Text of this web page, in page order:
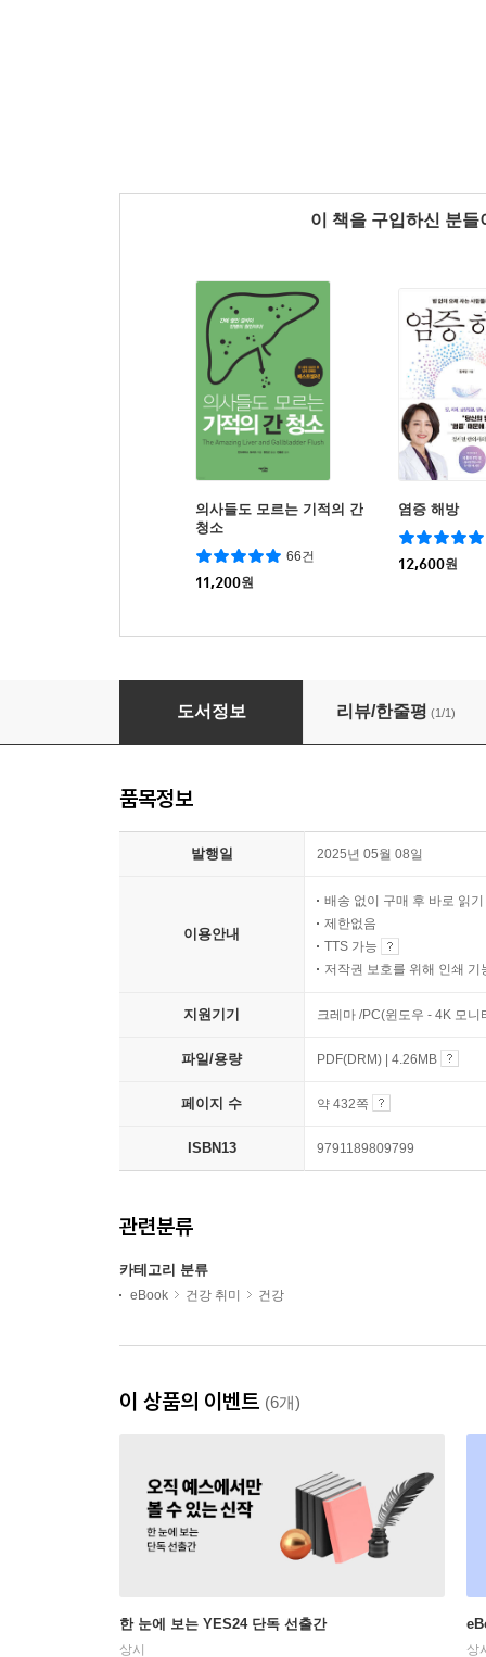
이 책을 구입하신 분
의사들도 모르는 기적의 간
청소
66건
11,200원
염증 해방
12,600원
보디 리셋
도서정보 리뷰/한줄평 (1/1)
품목정보
발행일 2025년 05월 08일
이용안내
배송 없이 구매 후 바로 읽기
제한없음
TTS 가능
저작권 보호를 위해 인쇄 기
지원기기 크레마 /PC(윈도우 - 4K 모
파일/용량 PDF(DRM) | 4.26MB
페이지 수 약 432쪽
ISBN13 9791189809799
관련분류
카테고리 분류
eBook 건강 취미 건강
이 상품의 이벤트 (6개)
한 눈에 보는 YES24 단독 선출간
상시 상